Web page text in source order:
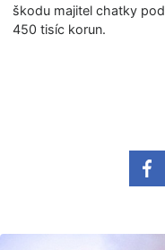
škodu majitel chatky
450 tisíc korun.